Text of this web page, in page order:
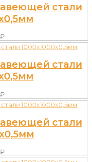
стали
₽
стали
₽
стали
₽